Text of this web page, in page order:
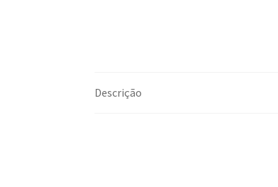
Descrição